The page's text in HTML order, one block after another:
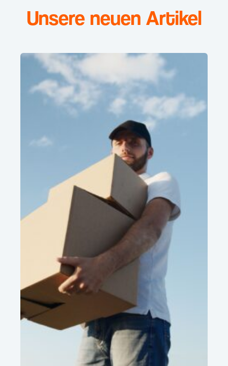
Unsere neuen Artikel